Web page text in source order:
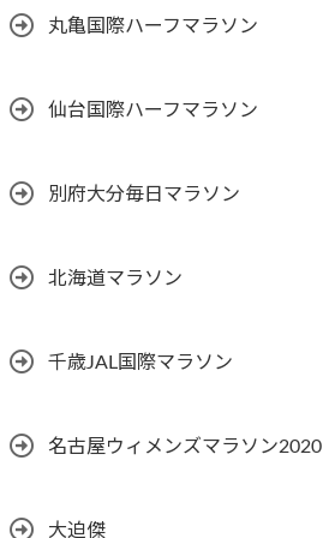
丸亀国際ハーフマラソン
仙台国際ハーフマラソン
別府大分毎日マラソン
北海道マラソン
千歳JAL国際マラソン
名古屋ウィメンズマラソン2020
大迫傑